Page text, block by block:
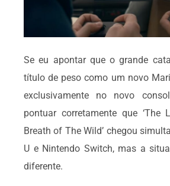
Se eu apontar que o grande
título de peso como um novo
exclusivamente no novo
pontuar corretamente que ‘The
Breath of The Wild’ chegou
U e Nintendo Switch, mas a
diferente.